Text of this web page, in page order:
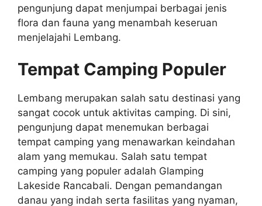
pengunjung dapat menjumpai berbagai jenis
flora dan fauna yang menambah keseruan
menjelajahi Lembang.
Tempat Camping Populer
Lembang merupakan salah satu destinasi yang
sangat cocok untuk aktivitas camping. Di sini,
pengunjung dapat menemukan berbagai
tempat camping yang menawarkan keindahan
alam yang memukau. Salah satu tempat
camping yang populer adalah Glamping
Lakeside Rancabali. Dengan pemandangan
danau yang indah serta fasilitas yang nyaman,